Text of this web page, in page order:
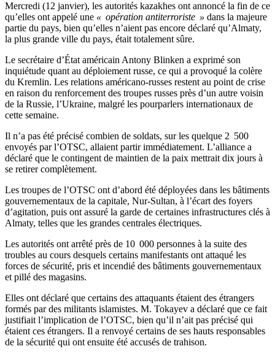
Mercredi (12 janvier), les autorités kazakhes ont annoncé la fin de ce
qu’elles ont appelé une « opération antiterroriste » dans la majeure
partie du pays, bien qu’elles n’aient pas encore déclaré qu’Almaty,
la plus grande ville du pays, était totalement sûre.
Le secrétaire d’État américain Antony Blinken a exprimé son
inquiétude quant au déploiement russe, ce qui a provoqué la colère
du Kremlin. Les relations américano-russes restent au point de crise
en raison du renforcement des troupes russes près d’un autre voisin
de la Russie, l’Ukraine, malgré les pourparlers internationaux de
cette semaine.
Il n’a pas été précisé combien de soldats, sur les quelque 2 500
envoyés par l’OTSC, allaient partir immédiatement. L’alliance a
déclaré que le contingent de maintien de la paix mettrait dix jours à
se retirer complètement.
Les troupes de l’OTSC ont d’abord été déployées dans les bâtiments
gouvernementaux de la capitale, Nur-Sultan, à l’écart des foyers
d’agitation, puis ont assuré la garde de certaines infrastructures clés à
Almaty, telles que les grandes centrales électriques.
Les autorités ont arrêté près de 10 000 personnes à la suite des
troubles au cours desquels certains manifestants ont attaqué les
forces de sécurité, pris et incendié des bâtiments gouvernementaux
et pillé des magasins.
Elles ont déclaré que certains des attaquants étaient des étrangers
formés par des militants islamistes. M. Tokayev a déclaré que ce fait
justifiait l’implication de l’OTSC, bien qu’il n’ait pas précisé qui
étaient ces étrangers. Il a renvoyé certains de ses hauts responsables
de la sécurité qui ont ensuite été accusés de trahison.